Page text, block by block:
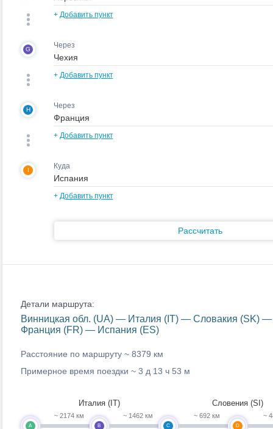
+ Добавить пункт
G Через
+ Добавить пункт
H Через
+ Добавить пункт
I Куда
+ Добавить пункт
Рассчитать
Детали маршрута:
Винницкая обл. (UA) — Италия (IT) — Словакия (SK)
Франция (FR) — Испания (ES)
Расстояние по маршруту ~ 8379 км
Примерное время поездки ~ 3 д 13 ч 53 м
A
~ 2174 км
B
Италия (IT)
~ 1462 км
C
~ 692 км
D
Словения (SI)
~